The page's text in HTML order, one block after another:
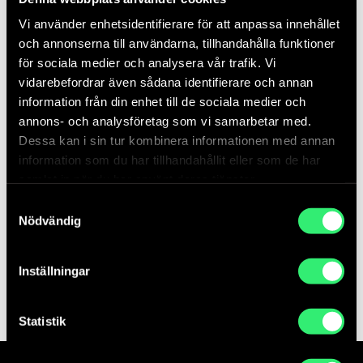
Vi använder enhetsidentifierare för att anpassa innehållet
och annonserna till användarna, tillhandahålla funktioner
för sociala medier och analysera vår trafik. Vi
vidarebefordrar även sådana identifierare och annan
information från din enhet till de sociala medier och
annons- och analysföretag som vi samarbetar med.
Dessa kan i sin tur kombinera informationen med annan
information som du har tillhandahållit eller som de har
Nödvändig
Inställningar
Statistik
Följ processen kring skapandet av verket Dö för dig / Slå rot 2023 av
Charlotte Gyllenhammar
Foto: Ricard Estay / Statens konstråd
Relaterat innehåll